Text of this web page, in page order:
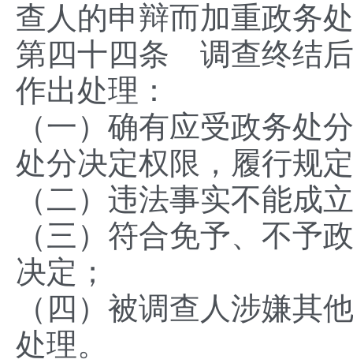
查人的申辩而加重政务
第四十四条 调查终结
作出处理：
（一）确有应受政务处
处分决定权限，履行规
（二）违法事实不能成
（三）符合免予、不予
决定；
（四）被调查人涉嫌其
处理。